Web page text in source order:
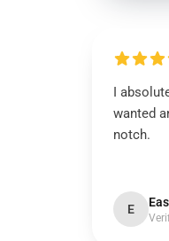
I
wanted
notch.
E